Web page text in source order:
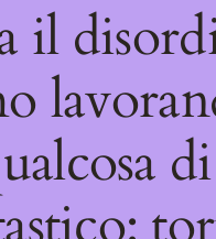
il
di